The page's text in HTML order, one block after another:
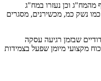
מהמח"ג וכן נעזרו במח"ג
נשק כמ, מכשירנים, מסגרים
שבזמן רגיעה עסקה
מקצועי מיומן שפעל בצמידות